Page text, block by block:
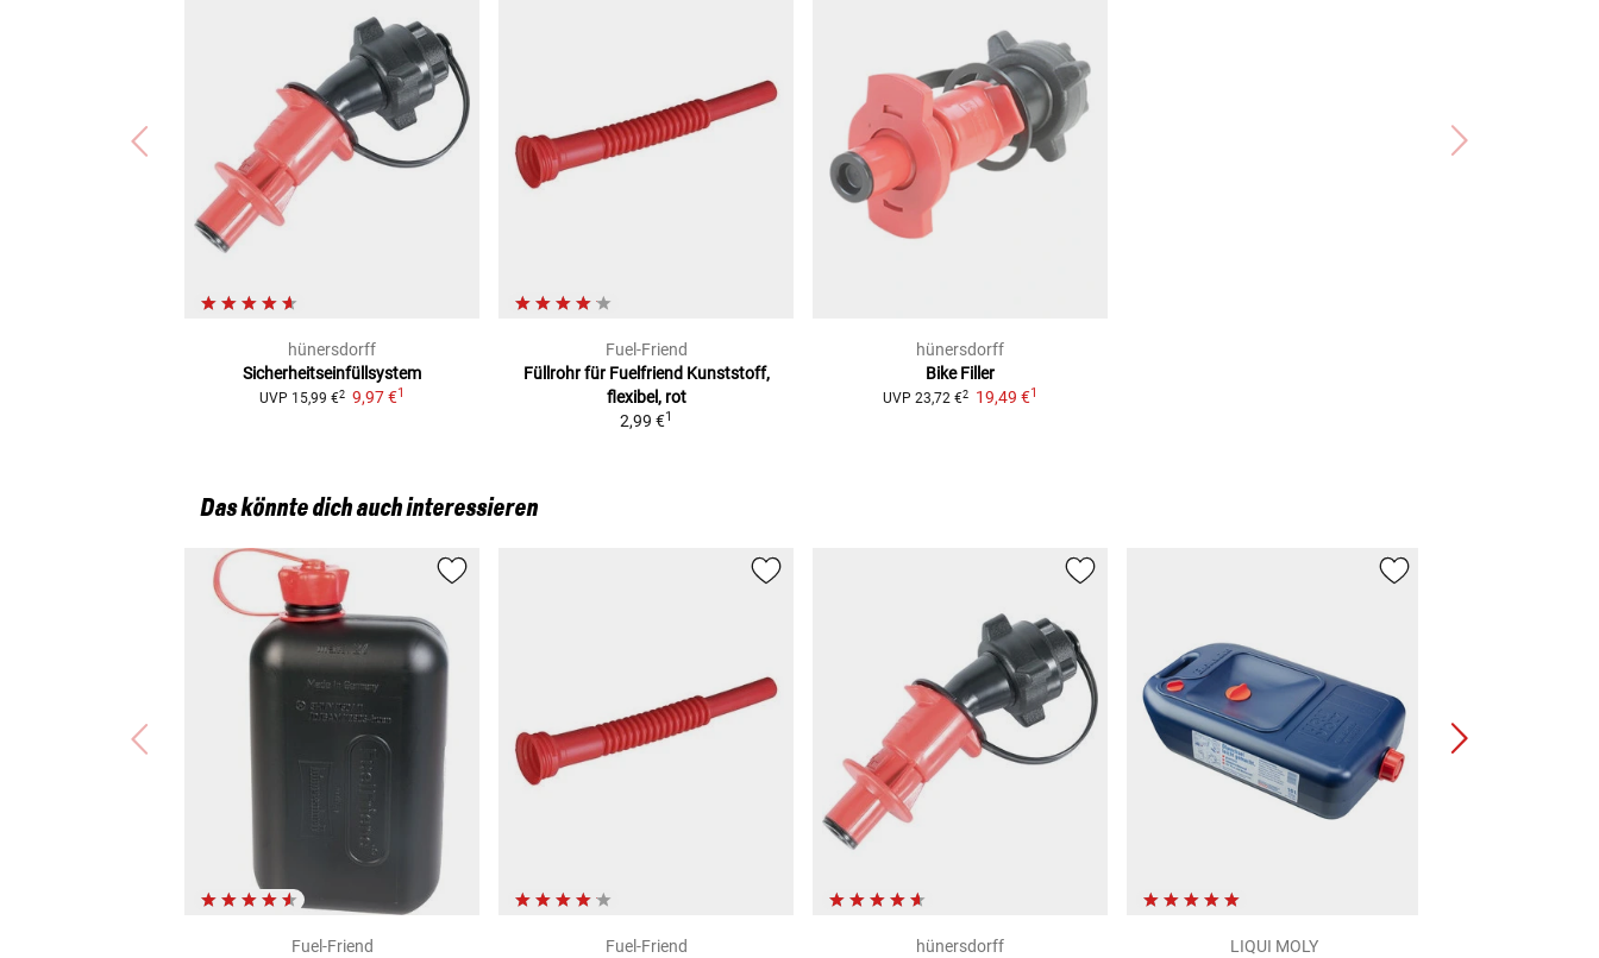
hünersdorff
Sicherheitseinfüllsystem
UVP 15,99 €2 9,97 €1
Fuel-Friend
Füllrohr für Fuelfriend Kunststoff,
flexibel, rot
2,99 €1
hünersdorff
Bike Filler
UVP 23,72 €2 19,49 €1
Das könnte dich auch interessieren
Fuel-Friend
Fuel-Friend
hünersdorff
LIQUI MOLY